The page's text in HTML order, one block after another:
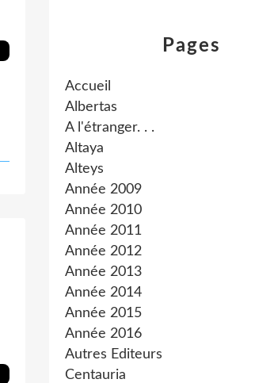
Pages
Accueil
Albertas
A l'étranger. . .
Altaya
Alteys
Année 2009
Année 2010
Année 2011
Année 2012
Année 2013
Année 2014
Année 2015
Année 2016
Autres Editeurs
Centauria